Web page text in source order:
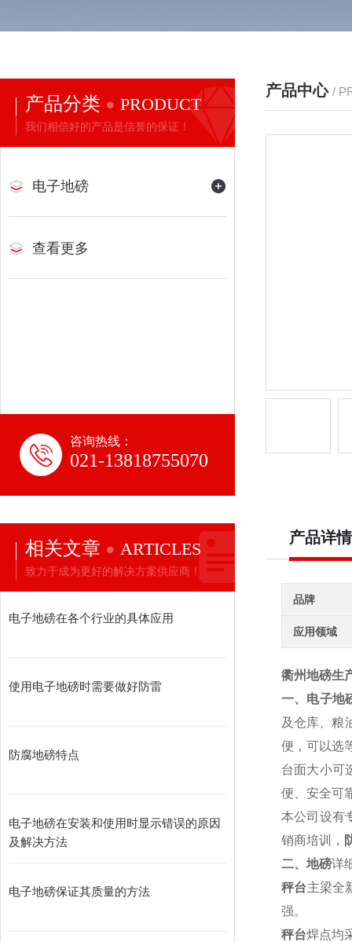
产品分类 PRODUCT
我们相信好的产品是信誉的保证！
电子地磅
查看更多
咨询热线：
021-13818755070
相关文章 ARTICLES
致力于成为更好的解决方案供应商！
电子地磅在各个行业的具体应用
使用电子地磅时需要做好防雷
防腐地磅特点
电子地磅在安装和使用时显示错误的原因
及解决方法
电子地磅保证其质量的方法
产品中心 /
产品详情
品牌
应用领域
衢州地磅生
一、电子地
及仓库、粮
便，可以选
台面大小可
便、安全可
本公司设有
销商培训，
二、地磅详
秤台主梁全
强。
秤台焊点均